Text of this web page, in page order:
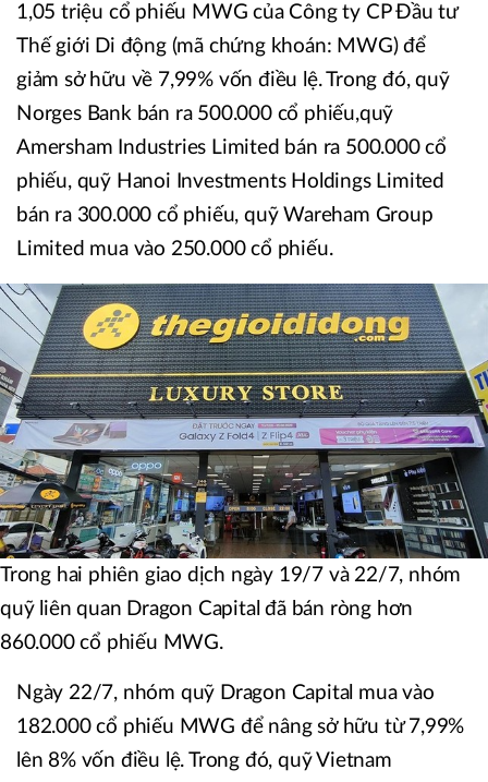
1,05 triệu cổ phiếu MWG của Công ty CP Đầu tư
Thế giới Di động (mã chứng khoán: MWG) để
giảm sở hữu về 7,99% vốn điều lệ. Trong đó, quỹ
Norges Bank bán ra 500.000 cổ phiếu,quỹ
Amersham Industries Limited bán ra 500.000 cổ
phiếu, quỹ Hanoi Investments Holdings Limited
bán ra 300.000 cổ phiếu, quỹ Wareham Group
Limited mua vào 250.000 cổ phiếu.
Trong hai phiên giao dịch ngày 19/7 và 22/7, nhóm
quỹ liên quan Dragon Capital đã bán ròng hơn
860.000 cổ phiếu MWG.
Ngày 22/7, nhóm quỹ Dragon Capital mua vào
182.000 cổ phiếu MWG để nâng sở hữu từ 7,99%
lên 8% vốn điều lệ. Trong đó, quỹ Vietnam